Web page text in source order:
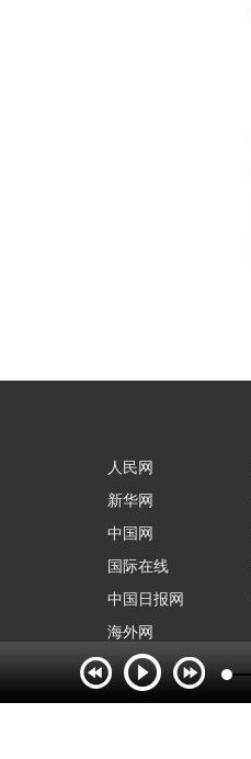
人民网
新华网
中国网
国际在线
中国日报网
海外网